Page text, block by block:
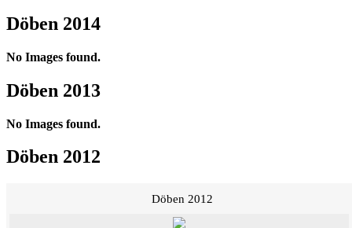
Döben 2014
No Images found.
Döben 2013
No Images found.
Döben 2012
Döben 2012